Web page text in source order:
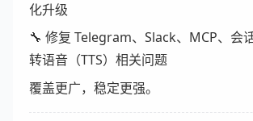
化升级
🔧 修复 Telegram、Slack、MCP、会
转语音（TTS）相关问题
覆盖更广，稳定更强。